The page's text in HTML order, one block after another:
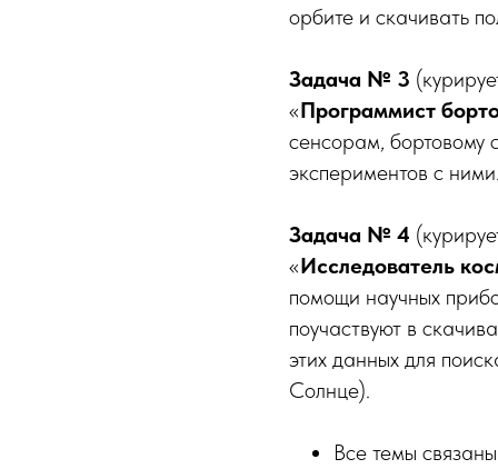
орбите и скачивать
Задача № 3
«Программист
сенсорам, бортовому
экспериментов с
Задача № 4
«Исследователь
помощи научных
поучаствуют в
этих данных для
Солнце).
Все темы